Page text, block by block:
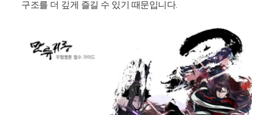
구조를 더 깊게 즐길 수 있기 때문입니다.